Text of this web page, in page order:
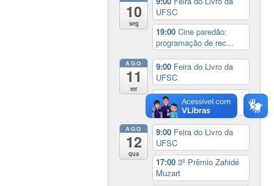
10
seg
UFSC
19:00Cine paredão:
programação de rec...
AGO
11
ter
9:00 Feira do Livro da
UFSC
19:00Cine paredão:
programação de rec...
AGO
12
qua
9:00 Feira do Livro da
UFSC
17:003º Prêmio Zahidé
Muzart